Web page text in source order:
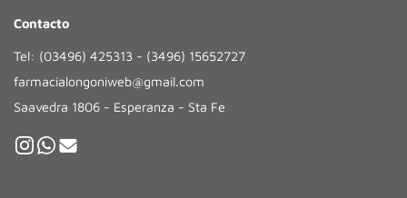
Contacto
Tel: (03496) 425313 - (3496) 15652727
farmacialongoniweb@gmail.com
Saavedra 1806 - Esperanza - Sta Fe